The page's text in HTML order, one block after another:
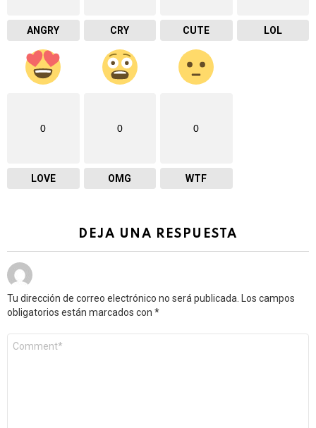
ANGRY CRY CUTE LOL
0
LOVE
0
OMG
0
WTF
DEJA UNA RESPUESTA
Tu dirección de correo electrónico no será publicada.
Los campos
obligatorios están marcados con *